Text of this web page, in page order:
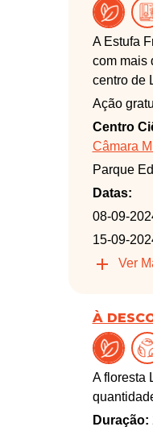
A Estufa
com mais
centro de
Ação
Centro
Câmara
Parque
Datas:
08-09-
15-09-
Ver
À
A floresta
Duração: